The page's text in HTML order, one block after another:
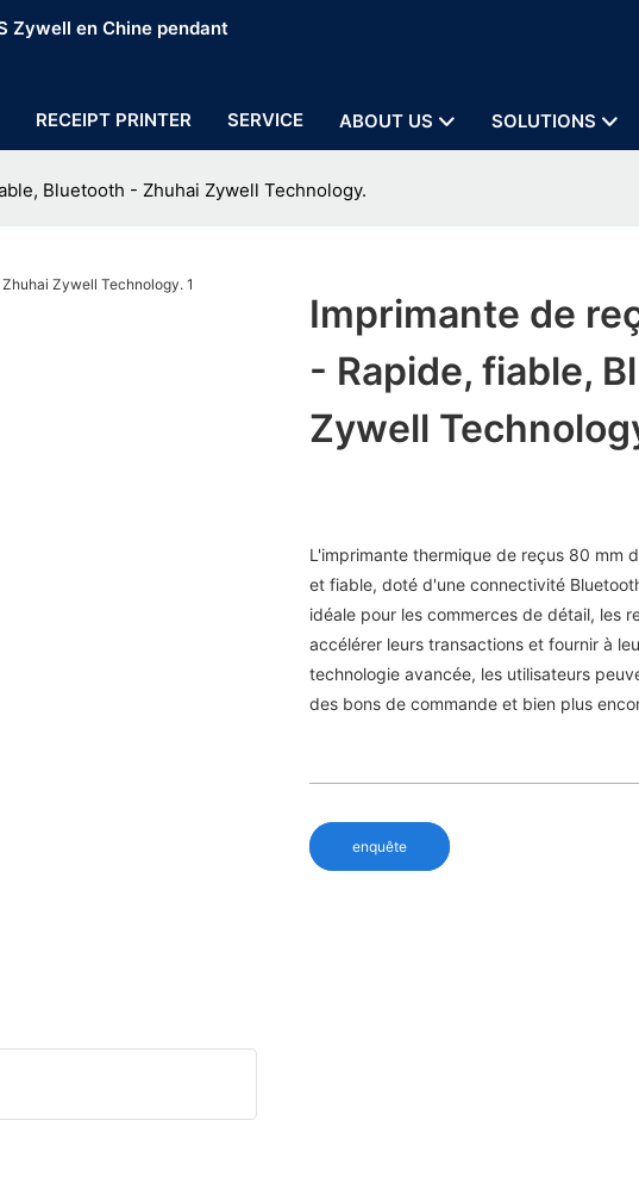
Zywell en Chine pendant
RECEIPT PRINTER SERVICE ABOUT US SOLUTIONS
Bluetooth - Zhuhai Zywell Technology.
Imprimante de
- Rapide, fiable,
Zywell
L'imprimante thermique de reçus 80 mm
et fiable, doté d'une connectivité
idéale pour les commerces de détail, les
accélérer leurs transactions et fournir à
technologie avancée, les utilisateurs
des bons de commande et bien plus
enquête